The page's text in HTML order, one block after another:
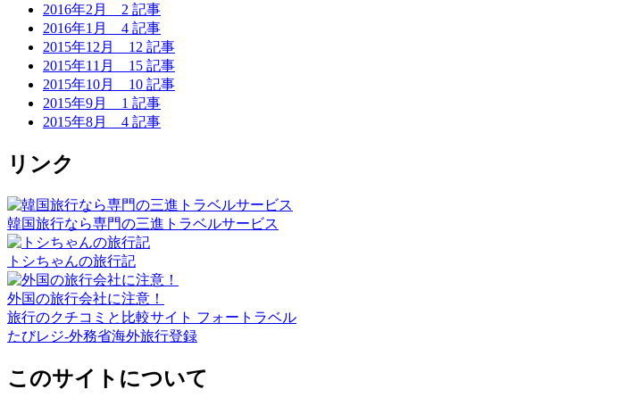
2016年2月 2 記事
2016年1月 4 記事
2015年12月 12 記事
2015年11月 15 記事
2015年10月 10 記事
2015年9月 1 記事
2015年8月 4 記事
リンク
韓国旅行なら専門の三進トラベルサービス
トシちゃんの旅行記
外国の旅行会社に注意！
旅行のクチコミと比較サイト フォートラベル
たびレジ-外務省海外旅行登録
このサイトについて